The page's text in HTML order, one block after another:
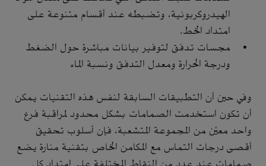
الهيدروكربونية، وتضبطه عند أقسام متنوعة على
امتداد الخط.
مجسات تدفق لتوفير بيانات مباشرة حول الضغط
ودرجة الحرارة ومعدل التدفق ونسبة الماء
وفي حين أن التطبيقات السابقة لنفس هذه التقنيات يمكن
أن تكون استخدمت الصمامات بشكل محدود لمراقبة فرع
واحد معيَّن من المجموعة المتشعبة، فإن أسلوب تحقيق
أقصى درجات التماس مع المكامن الخاص بتقنية منارة يضع